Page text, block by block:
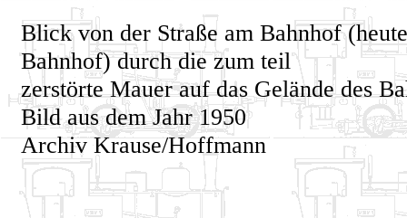
Blick von der Straße am Bahnhof
Bahnhof) durch die zum teil
zerstörte Mauer auf das Gelände des
Bild aus dem Jahr 1950
Archiv Krause/Hoffmann